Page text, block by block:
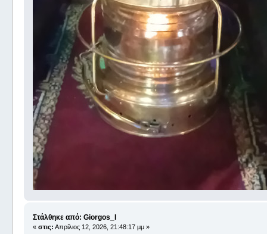
Στάλθηκε από: Giorgos_I
« στις: Απρίλιος 12, 2026, 21:48:17 μμ »